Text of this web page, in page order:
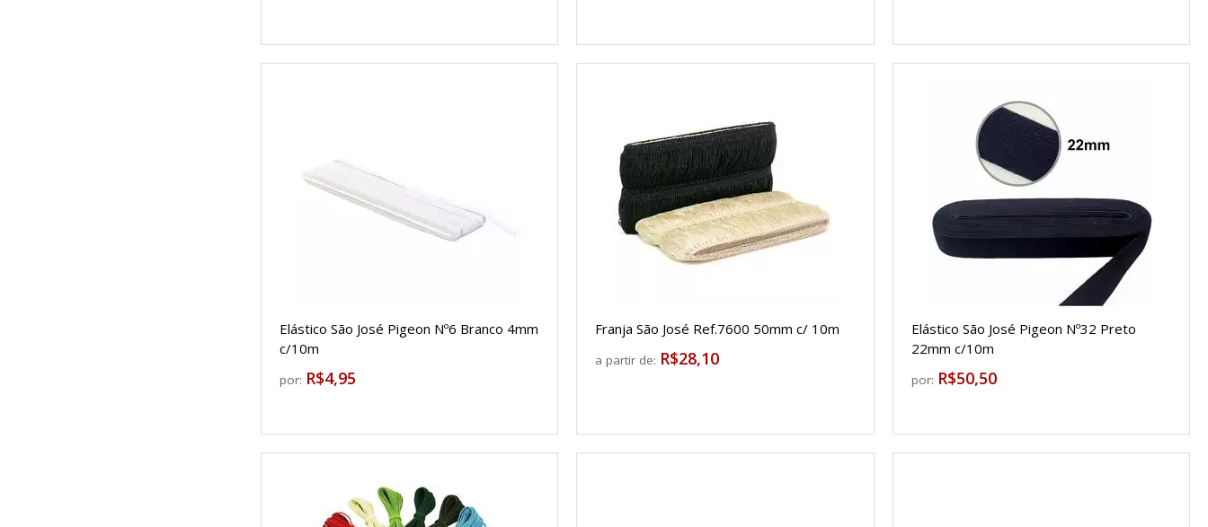
Elástico São José Pigeon Nº6 Branco 4mm
c/10m
por: R$4,95
Franja São José Ref.7600 50mm c/ 10m
a partir de: R$28,10
Elástico São José Pigeon Nº32 Preto
22mm c/10m
por: R$50,50